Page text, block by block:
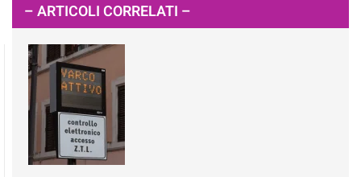
– ARTICOLI CORRELATI –